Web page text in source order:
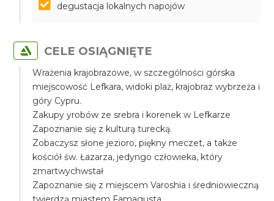
degustacja lokalnych napojów
CELE OSIĄGNIĘTE
Wrażenia krajobrazowe, w szczególności górska
miejscowość Lefkara, widoki plaż, krajobraz wybrzeża i
góry Cypru.
Zakupy yrobów ze srebra i korenek w Lefkarze
Zapoznanie się z kulturą turecką.
Zobaczysz słone jezioro, piękny meczet, a także
kościół św. Łazarza, jedyngo człowieka, który
zmartwychwstał
Zapoznanie się z miejscem Varoshia i średniowieczną